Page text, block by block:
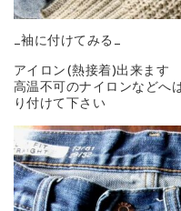
_袖に付けてみる_
アイロン(熱接着)出来ます
高温不可のナイロンなどへ
り付けて下さい